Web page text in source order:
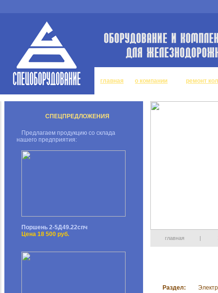
главная о компании ремонт
СПЕЦПРЕДЛОЖЕНИЯ
Предлагаем продукцию со склада
нашего предприятия:
Поршень 2-5Д49.22спч
Цена 18 500 руб.
главная |
Раздел: